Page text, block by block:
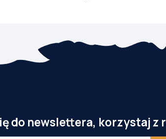
do newslettera, korzystaj z